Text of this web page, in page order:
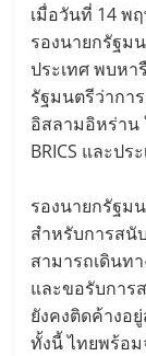
เมื่อวันที่ 14 พ
รองนายกรัฐม
ประเทศ พบหา
รัฐมนตรีว่ากา
อิสลามอิหร่าน
BRICS และป
รองนายกรัฐม
สำหรับการสนั
สามารถเดินท
และขอรับการ
ยังคงติดค้างอ
ทั้งนี้ ไทยพร้อ